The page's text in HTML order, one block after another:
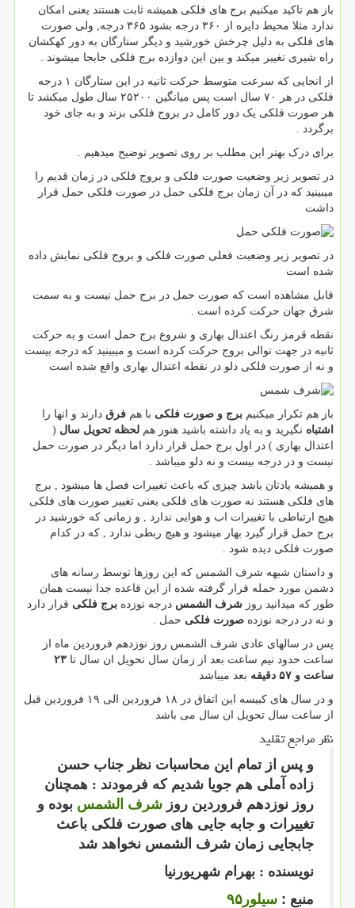
باز هم تاکید میکنیم برج های فلکی همیشه ثابت هستند یعنی امکان
ندارد مثلا محیط دایره از ۳۶۰ درجه بشود ۳۶۵ درجه, ولی صورت
های فلکی به دلیل چرخش خورشید و دیگر ستارگان به دور کهکشان
راه شیری تغییر میکند و بین این دوازده برج فلکی جابجا میشوند .
از انجایی که سرعت متوسط حرکت ثانیه در این ستارگان ۱ درجه
فلکی در هر ۷۰ سال است پس میانگین ۲۵۲۰۰ سال طول میکشد تا
هر صورت فلکی یک دور کامل در بروج فلکی بزند و به جای خود
برگردد .
برای درک بهتر این مطلب بر روی تصویر توضیح میدهیم .
در تصویر زیر وضعیت صورت فلکی و بروج فلکی در زمان قدیم را
میبینید که در آن زمان برج فلکی حمل در صورت فلکی حمل قرار
داشت
در تصویر زیر وضعیت فعلی صورت فلکی و بروج فلکی نمایش داده
شده است
قابل مشاهده است که صورت حمل در برج حمل نیست و به سمت
شرق جهان حرکت کرده است .
نقطه قرمز رنگ اعتدال بهاری و شروع برج حمل است و به حرکت
ثانیه در جهت توالی بروج حرکت کرده است و میبینید که درجه بیست
و نه از صورت فلکی دلو در نقطه اعتدال بهاری واقع شده است
باز هم تکرار میکنیم برج و صورت فلکی با هم فرق دارند و انها را
اشتباه نگیرید و به یاد داشته باشید هنوز هم لحظه تحویل سال (
اعتدال بهاری ) در اول برج حمل قرار دارد اما دیگر در صورت حمل
نیست و در درجه بیست و نه دلو میباشد .
و همیشه یادتان باشد چیزی که باعث تغییرات فصل ها میشود , برج
های فلکی هستند نه صورت های فلکی یعنی تغییر صورت های فلکی
هیچ ارتباطی با تغییرات اب و هوایی ندارد , و زمانی که خورشید در
برج حمل قرار گیرد بهار میشود و هیچ ربطی ندارد , که در کدام
صورت فلکی دیده شود .
و داستان شبهه شرف الشمس که این روزها توسط رسانه های
دشمن مورد حمله قرار گرفته شده از این قاعده جدا نیست همان
طور که میدانید روز شرف الشمس درجه نوزده برج فلکی قرار دارد
و نه در درجه نوزده صورت فلکی حمل .
پس در سالهای عادی شرف الشمس روز نوزدهم فروردین ماه از
ساعت حدود نیم ساعت بعد از زمان سال تحویل ان سال تا ۲۳
ساعت و ۵۷ دقیقه
بعد میباشد
و در سال های کبیسه این اتفاق در ۱۸ فروردین الی ۱۹ فروردین قبل
از ساعت سال تحویل ان سال می باشد
نظر مراجع تقلید
و پس از تمام این محاسبات نظر جناب حسن
زاده آملی هم جویا شدیم که فرمودند : همچنان
روز نوزدهم فروردین روز شرف الشمس بوده و
تغییرات و جابه جایی های صورت فلکی باعث
جابجایی زمان شرف الشمس نخواهد شد
نویسنده : بهرام شهریورنیا
منبع : سیلور۹۵